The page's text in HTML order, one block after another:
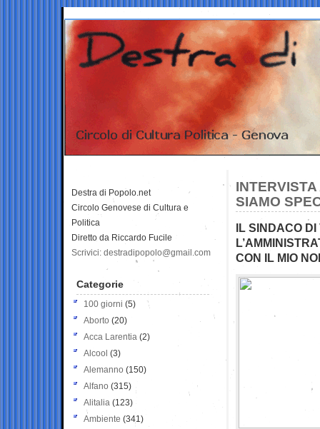
SIAMO
IL SINDACO
CON IL MIO
Destra di Popolo.net
Circolo Genovese di Cultura e
Politica
Diretto da Riccardo Fucile
Scrivici: destradipopolo@gmail.com
Categorie
100 giorni (5)
Aborto (20)
Acca Larentia (2)
Alcool (3)
Alemanno (150)
Alfano (315)
Alitalia (123)
Ambiente (341)